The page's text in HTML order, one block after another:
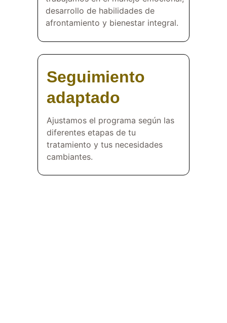
desarrollo de habilidades de
afrontamiento y bienestar integral.
Seguimiento
adaptado
Ajustamos el programa según las
diferentes etapas de tu
tratamiento y tus necesidades
cambiantes.